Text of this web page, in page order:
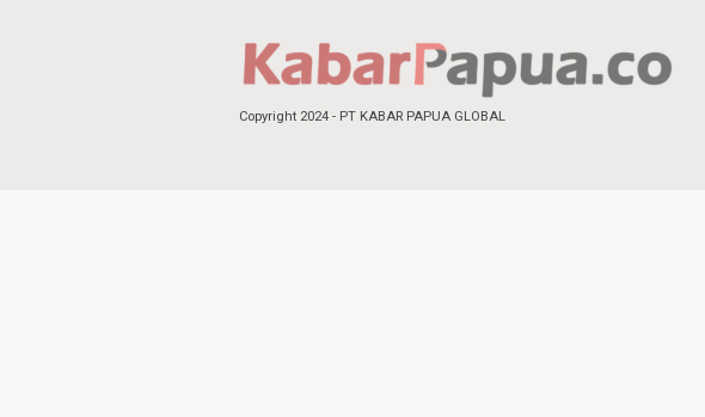
Copyright 2024 - PT KABAR PAPUA GLOBAL